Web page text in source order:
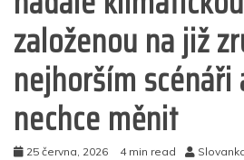
založenou na již
nejhorším
nechce měnit
25 června, 2026 4 min read